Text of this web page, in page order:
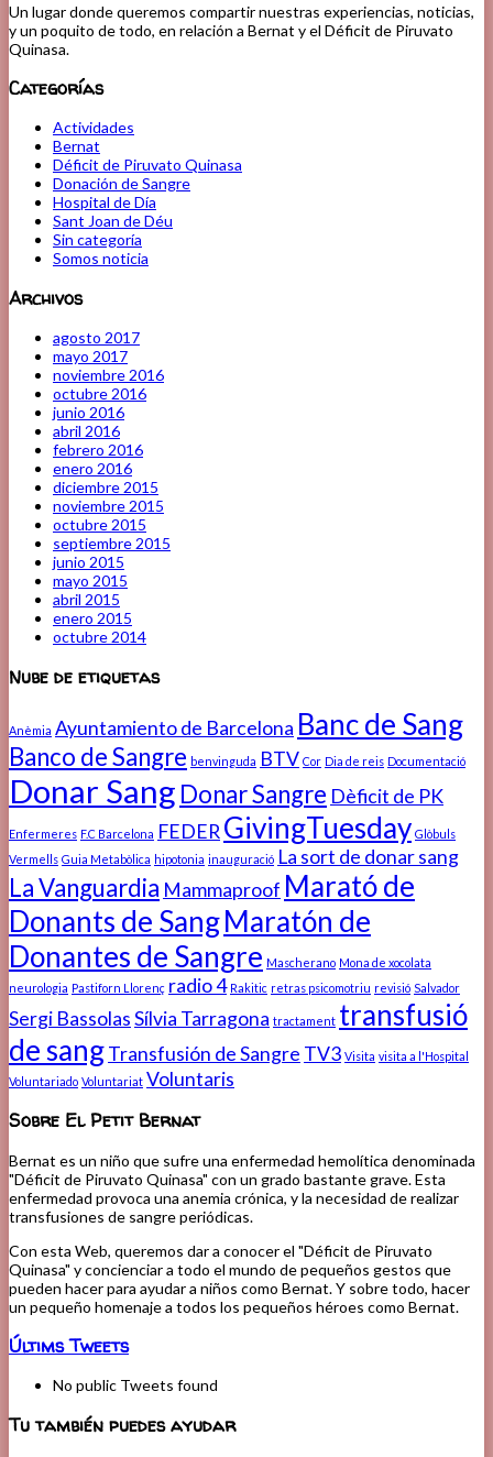
Un lugar donde queremos compartir nuestras experiencias, noticias,
y un poquito de todo, en relación a Bernat y el Déficit de Piruvato
Quinasa.
Categorías
Actividades
Bernat
Déficit de Piruvato Quinasa
Donación de Sangre
Hospital de Día
Sant Joan de Déu
Sin categoría
Somos noticia
Archivos
agosto 2017
mayo 2017
noviembre 2016
octubre 2016
junio 2016
abril 2016
febrero 2016
enero 2016
diciembre 2015
noviembre 2015
octubre 2015
septiembre 2015
junio 2015
mayo 2015
abril 2015
enero 2015
octubre 2014
Nube de etiquetas
Anèmia Ayuntamiento de Barcelona Banc de Sang
Banco de Sangre benvinguda BTV Cor Dia de reis Documentació
Donar Sang Donar Sangre Dèficit de PK
Enfermeres F.C Barcelona FEDER GivingTuesday Glòbuls
Vermells Guia Metabòlica hipotonia inauguració La sort de donar sang
La Vanguardia Mammaproof Marató de
Donants de SangMaratón de
Donantes de Sangre Mascherano Mona de xocolata
neurologia Pastiforn Llorenç radio 4 Rakitic retras psicomotriu revisió Salvador
Sergi BassolasSílvia Tarragona tractament transfusió
de sangTransfusión de Sangre TV3 Visita visita a l'Hospital
Voluntariado Voluntariat Voluntaris
Sobre El Petit Bernat
Bernat es un niño que sufre una enfermedad hemolítica denominada
"Déficit de Piruvato Quinasa" con un grado bastante grave. Esta
enfermedad provoca una anemia crónica, y la necesidad de realizar
transfusiones de sangre periódicas.
Con esta Web, queremos dar a conocer el "Déficit de Piruvato
Quinasa" y concienciar a todo el mundo de pequeños gestos que
pueden hacer para ayudar a niños como Bernat. Y sobre todo, hacer
un pequeño homenaje a todos los pequeños héroes como Bernat.
Últims Tweets
No public Tweets found
Tu también puedes ayudar